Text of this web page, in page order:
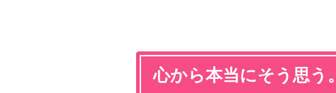
心から本当にそう思う。